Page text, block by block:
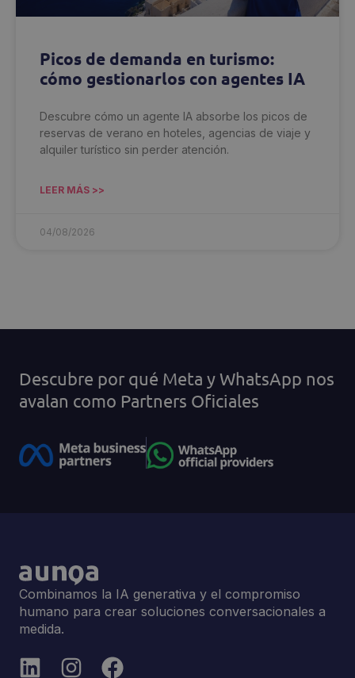
Picos de demanda en turismo:
cómo gestionarlos con agentes IA
Descubre cómo un agente IA absorbe los picos de
reservas de verano en hoteles, agencias de viaje y
alquiler turístico sin perder atención.
LEER MÁS >>
04/08/2026
Descubre por qué Meta y WhatsApp nos
avalan como Partners Oficiales
Combinamos la IA generativa y el compromiso
humano para crear soluciones conversacionales a
medida.